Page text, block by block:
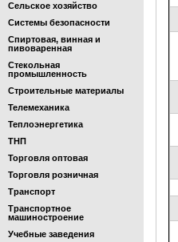
Сельское хозяйство
Системы безопасности
Спиртовая, винная и
пивоваренная
Стекольная
промышленность
Строительные материалы
Телемеханика
Теплоэнергетика
ТНП
Торговля оптовая
Торговля розничная
Транспорт
Транспортное
машиностроение
Учебные заведения